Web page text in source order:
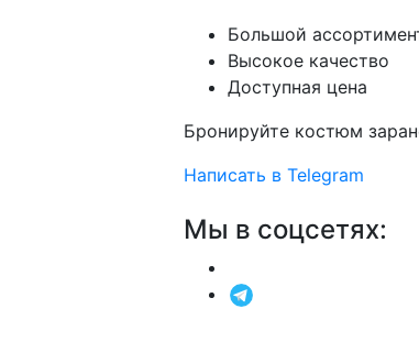
Большой
Высокое качество
Доступная цена
Бронируйте костюм
Написать в Telegram
Мы в соцсетях: